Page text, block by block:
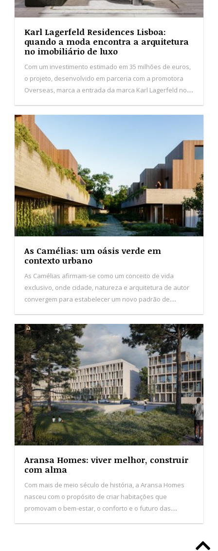
As Camélias: um oásis verde em
contexto urbano
As Camélias afirmam-se como um conceito de vida
convergem para estabelecer um novo padrão de
habitação no Porto.
Aransa Homes: viver melhor, construir
com alma
Com mais de meio século de história, a Aransa Homes
nasceu com o propósito de criar habitações que
promovam o bem-estar, o conforto e o futuro das
pessoas. De origem familiar e com sede em Logroño,
Espanha, a empresa consolida presença nas Ilhas
Baleares, Canárias e em Portugal.
ACTUALIDADE
Política
Local
Economia
Mundo
Cultura
Desporto